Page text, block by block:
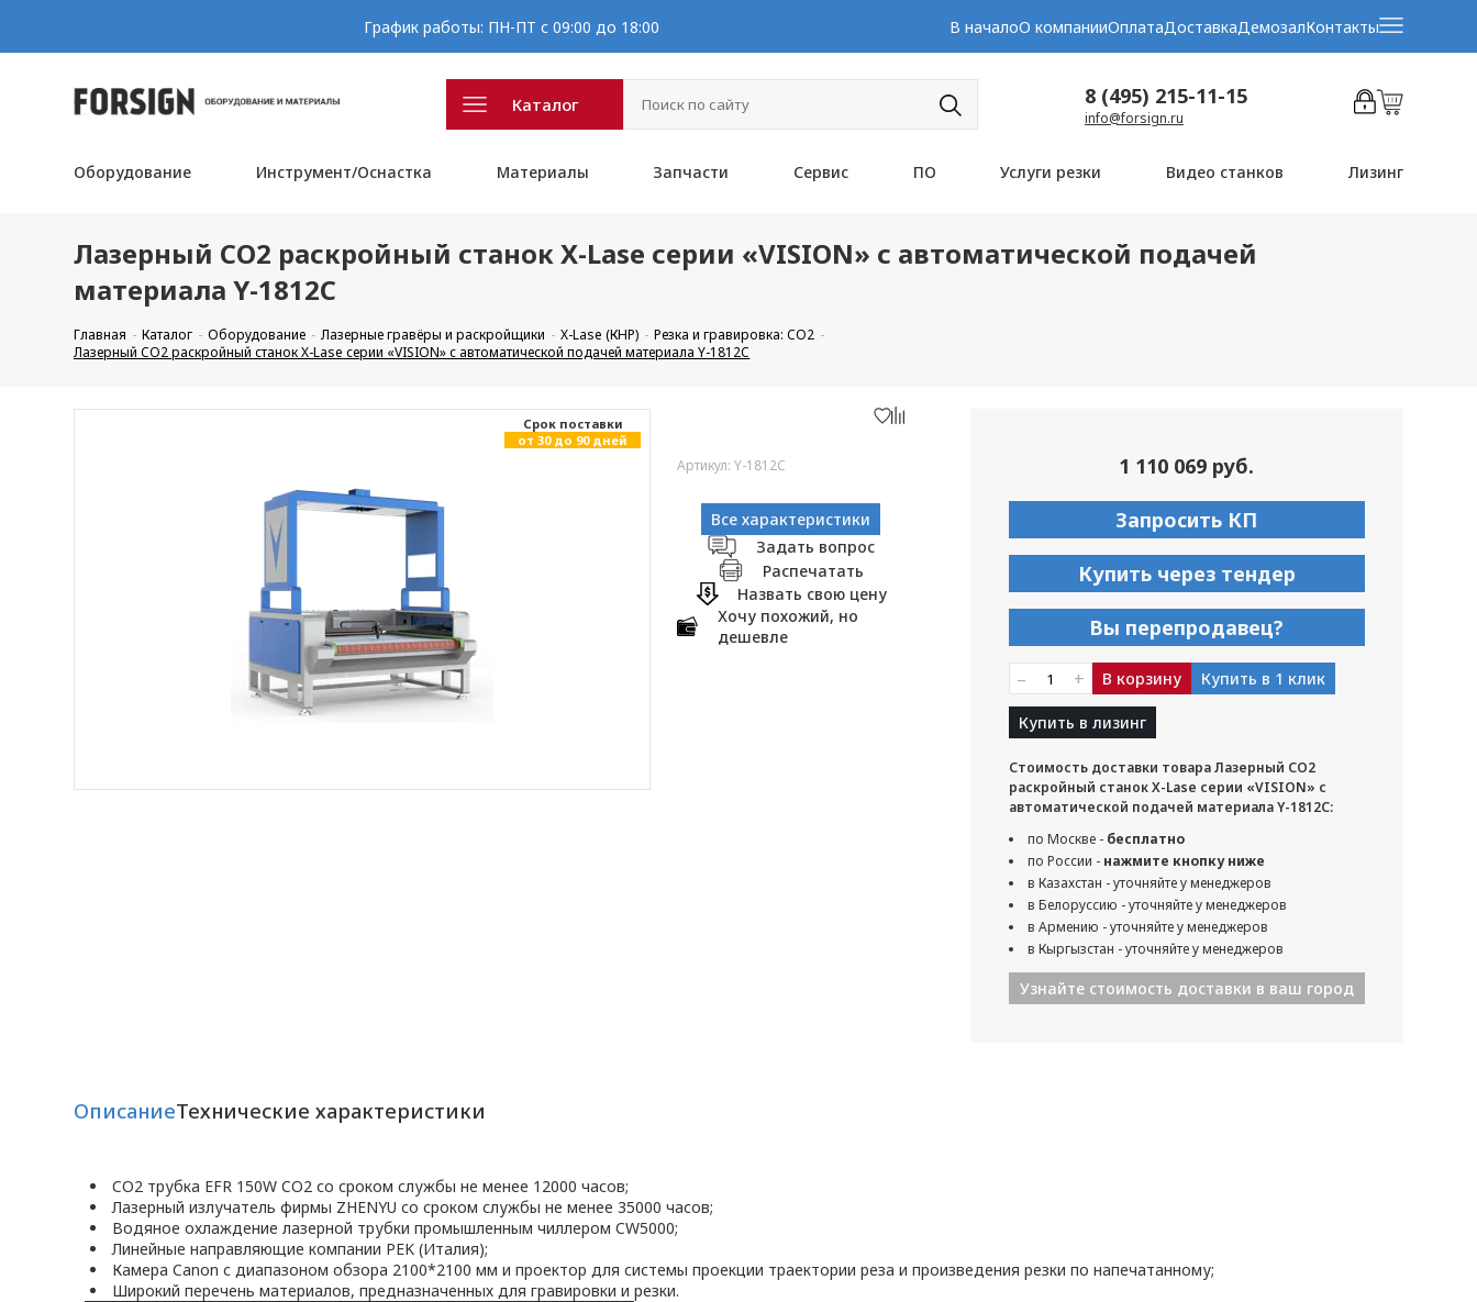
График работы: ПН-ПТ с 09:00 до 18:00 В началоО компанииОплатаДоставкаДемозалКонтакты
Каталог 8 (495) 215-11-15
info@forsign.ru
Оборудование Инструмент/Оснастка Материалы Запчасти Сервис ПО Услуги резки Видео станков Лизинг
Лазерный CO2 раскройный станок X-Lase серии «VISION» с автоматической подачей
материала Y-1812C
Главная Каталог Оборудование Лазерные гравёры и раскройщики X-Lase (КНР)
Резка и гравировка: CO2
Лазерный CO2 раскройный станок X-Lase серии «VISION» с автоматической подачей материала Y-1812C
Cрок поставки
от 30 до 90 дней
Артикул: Y-1812C
Все характеристики
Задать вопрос
Распечатать
Назвать свою цену
Хочу похожий, но
дешевле
1 110 069 руб.
Запросить КП
Купить через тендер
Вы перепродавец?
– + В корзину Купить в 1 клик
Купить в лизинг
Стоимость доставки товара Лазерный CO2
раскройный станок X-Lase серии «VISION» с
автоматической подачей материала Y-1812C:
по Москве - бесплатно
по России - нажмите кнопку ниже
в Казахстан - уточняйте у менеджеров
в Белоруссию - уточняйте у менеджеров
в Армению - уточняйте у менеджеров
в Кыргызстан - уточняйте у менеджеров
Узнайте стоимость доставки в ваш город
ОписаниеТехнические характеристики
CO2 трубка EFR 150W CO2 со сроком службы не менее 12000 часов;
Лазерный излучатель фирмы ZHENYU со сроком службы не менее 35000 часов;
Водяное охлаждение лазерной трубки промышленным чиллером CW5000;
Линейные направляющие компании PEK (Италия);
Камера Canon с диапазоном обзора 2100*2100 мм и проектор для системы проекции траектории реза и произведения резки по напечатанному;
Широкий перечень материалов, предназначенных для гравировки и резки.